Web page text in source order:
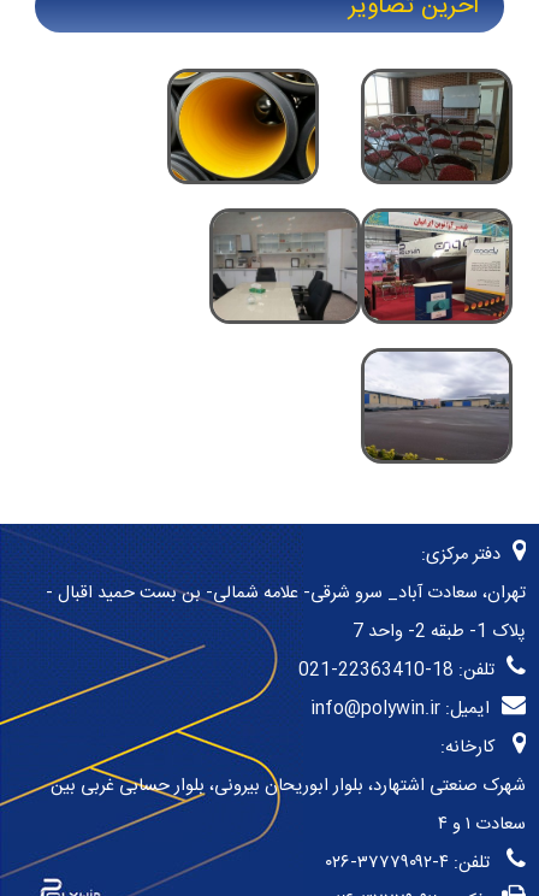
دوره
های
آموزشی
لوله
های
نمایشگاه آزمایشگاه
لوله
اتصالات
پلی
دفتر مرکزی:
تهران، سعادت آباد_ سرو شرقی- علامه شمالی- بن بست حمید اقبال -
پلاک 1- طبقه 2- واحد 7
تلفن: 021-22363410-18
ایمیل: info@polywin.ir
کارخانه:
شهرک صنعتی اشتهارد، بلوار ابوریحان بیرونی، بلوار حسابی غربی بین
سعادت ۱ و ۴
تلفن:۰۲۶-۳۷۷۷۹۰۹۲-۴